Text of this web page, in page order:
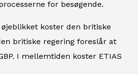
for besøgende.
koster den britiske
britiske regering foreslår at
I mellemtiden koster ETIAS